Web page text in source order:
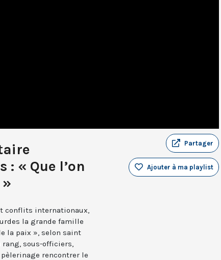
« Que l’on
Partager
Ajouter à ma playlist
conflits internationaux,
la grande famille
la paix », selon saint
sous-officiers,
rencontrer le